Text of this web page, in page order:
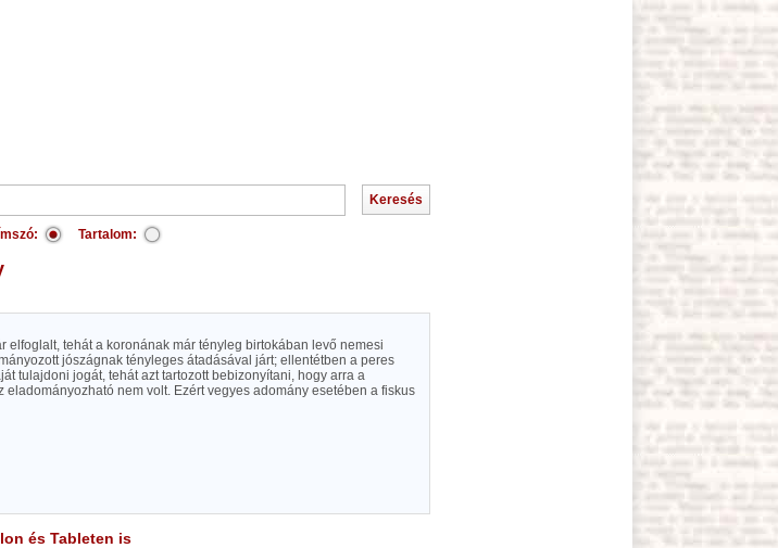
Tartalom:
elfoglalt, tehát a koronának már tényleg birtokában levő nemesi
jószágnak tényleges átadásával járt; ellentétben a peres
tulajdoni jogát, tehát azt tartozott bebizonyítani, hogy arra a
nem volt. Ezért vegyes adomány esetében a fiskus
és Tableten is